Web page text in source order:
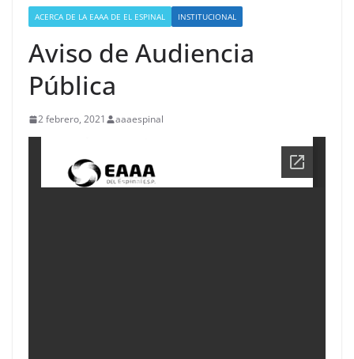
ACERCA DE LA EAAA DE EL ESPINAL INSTITUCIONAL
Aviso de Audiencia
Pública
2 febrero, 2021 aaaespinal